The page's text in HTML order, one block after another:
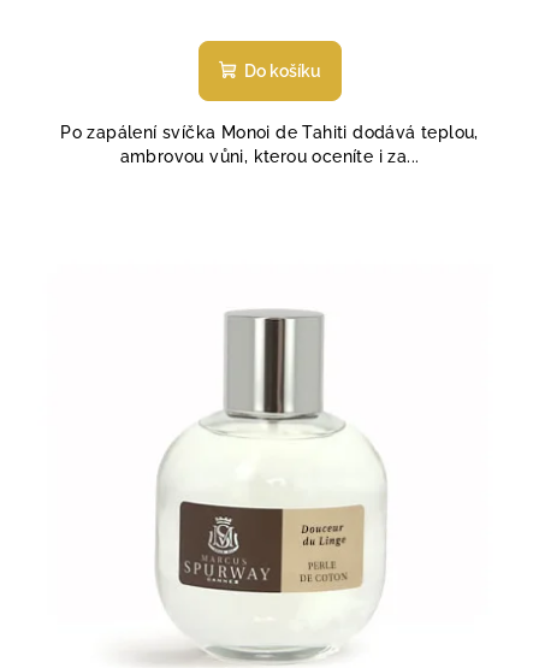
Do košíku
Po zapálení svíčka Monoi de Tahiti dodává teplou,
ambrovou vůni, kterou oceníte i za...